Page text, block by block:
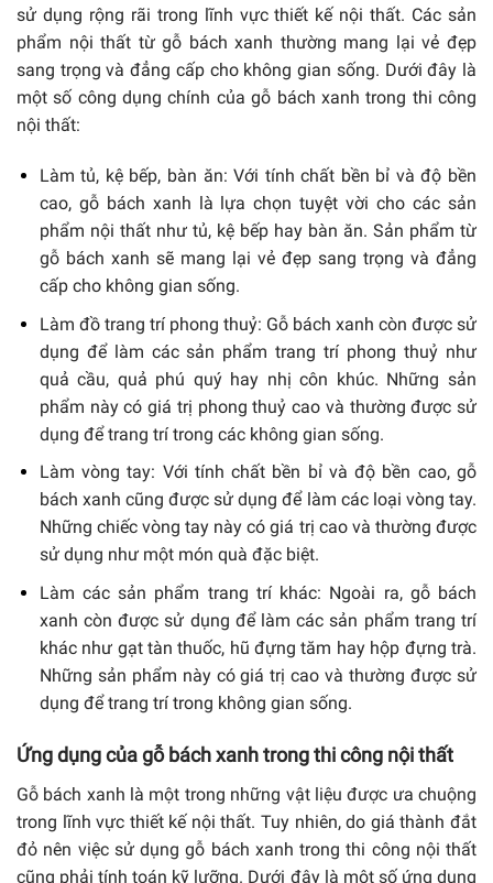
sử dụng rộng rãi trong lĩnh vực thiết kế nội thất. Các sản
phẩm nội thất từ gỗ bách xanh thường mang lại vẻ đẹp
sang trọng và đẳng cấp cho không gian sống. Dưới đây là
một số công dụng chính của gỗ bách xanh trong thi công
nội thất:
Làm tủ, kệ bếp, bàn ăn: Với tính chất bền bỉ và độ bền
cao, gỗ bách xanh là lựa chọn tuyệt vời cho các sản
phẩm nội thất như tủ, kệ bếp hay bàn ăn. Sản phẩm từ
gỗ bách xanh sẽ mang lại vẻ đẹp sang trọng và đẳng
cấp cho không gian sống.
Làm đồ trang trí phong thuỷ: Gỗ bách xanh còn được sử
dụng để làm các sản phẩm trang trí phong thuỷ như
quả cầu, quả phú quý hay nhị côn khúc. Những sản
phẩm này có giá trị phong thuỷ cao và thường được sử
dụng để trang trí trong các không gian sống.
Làm vòng tay: Với tính chất bền bỉ và độ bền cao, gỗ
bách xanh cũng được sử dụng để làm các loại vòng tay.
Những chiếc vòng tay này có giá trị cao và thường được
sử dụng như một món quà đặc biệt.
Làm các sản phẩm trang trí khác: Ngoài ra, gỗ bách
xanh còn được sử dụng để làm các sản phẩm trang trí
khác như gạt tàn thuốc, hũ đựng tăm hay hộp đựng trà.
Những sản phẩm này có giá trị cao và thường được sử
dụng để trang trí trong không gian sống.
Ứng dụng của gỗ bách xanh trong thi công nội thất
Gỗ bách xanh là một trong những vật liệu được ưa chuộng
trong lĩnh vực thiết kế nội thất. Tuy nhiên, do giá thành đắt
đỏ nên việc sử dụng gỗ bách xanh trong thi công nội thất
cũng phải tính toán kỹ lưỡng. Dưới đây là một số ứng dụng